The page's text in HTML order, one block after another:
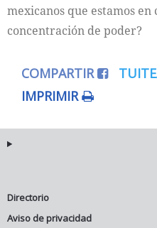
mexicanos que estamos
concentración de poder?
COMPARTIR
IMPRIMIR
Directorio
Aviso de privacidad